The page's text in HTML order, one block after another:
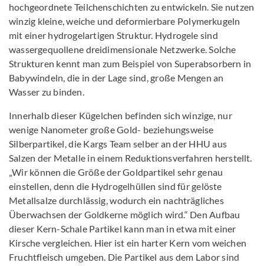
hochgeordnete Teilchenschichten zu entwickeln. Sie nutzen
winzig kleine, weiche und deformierbare Polymerkugeln
mit einer hydrogelartigen Struktur. Hydrogele sind
wassergequollene dreidimensionale Netzwerke. Solche
Strukturen kennt man zum Beispiel von Superabsorbern in
Babywindeln, die in der Lage sind, große Mengen an
Wasser zu binden.
Innerhalb dieser Kügelchen befinden sich winzige, nur
wenige Nanometer große Gold- beziehungsweise
Silberpartikel, die Kargs Team selber an der HHU aus
Salzen der Metalle in einem Reduktionsverfahren herstellt.
„Wir können die Größe der Goldpartikel sehr genau
einstellen, denn die Hydrogelhüllen sind für gelöste
Metallsalze durchlässig, wodurch ein nachträgliches
Überwachsen der Goldkerne möglich wird.“ Den Aufbau
dieser Kern-Schale Partikel kann man in etwa mit einer
Kirsche vergleichen. Hier ist ein harter Kern vom weichen
Fruchtfleisch umgeben. Die Partikel aus dem Labor sind